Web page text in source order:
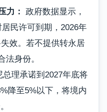
力： 政府数据显示，
民许可到期，2026年
效。若不提供转永居
法身份。
总理承诺到2027年底将
降至5%以下，将境内